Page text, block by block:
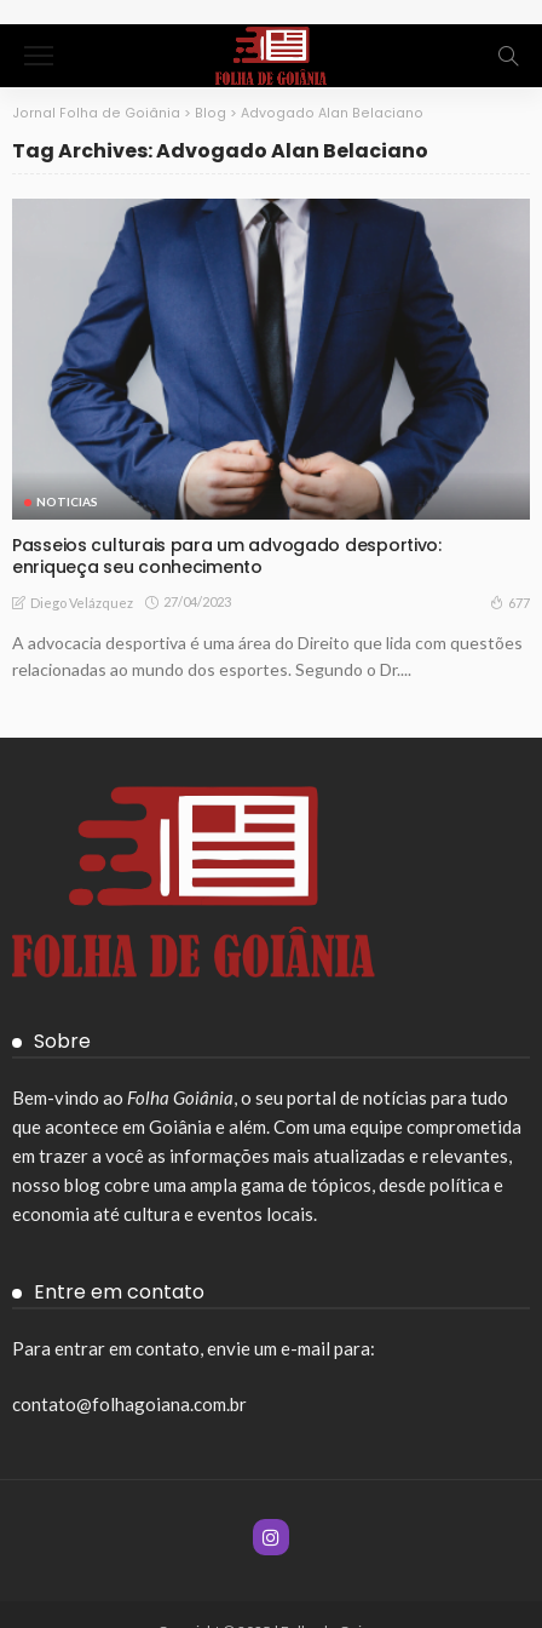
Jornal Folha de Goiânia > Blog > Advogado Alan Belaciano
Tag Archives: Advogado Alan Belaciano
NOTICIAS
Passeios culturais para um advogado desportivo:
enriqueça seu conhecimento
Diego Velázquez 27/04/2023 677
A advocacia desportiva é uma área do Direito que lida com questões
relacionadas ao mundo dos esportes. Segundo o Dr....
Sobre
Bem-vindo ao Folha Goiânia, o seu portal de notícias para tudo
que acontece em Goiânia e além. Com uma equipe comprometida
em trazer a você as informações mais atualizadas e relevantes,
nosso blog cobre uma ampla gama de tópicos, desde política e
economia até cultura e eventos locais.
Entre em contato
Para entrar em contato, envie um e-mail para:
contato@folhagoiana.com.br